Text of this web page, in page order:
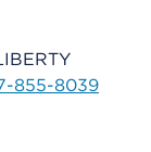
855-8039